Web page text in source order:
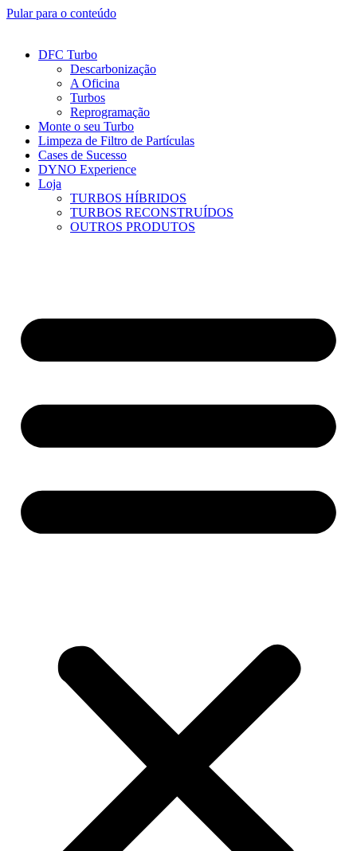
Pular para o conteúdo
DFC Turbo
Descarbonização
A Oficina
Turbos
Reprogramação
Monte o seu Turbo
Limpeza de Filtro de Partículas
Cases de Sucesso
DYNO Experience
Loja
TURBOS HÍBRIDOS
TURBOS RECONSTRUÍDOS
OUTROS PRODUTOS